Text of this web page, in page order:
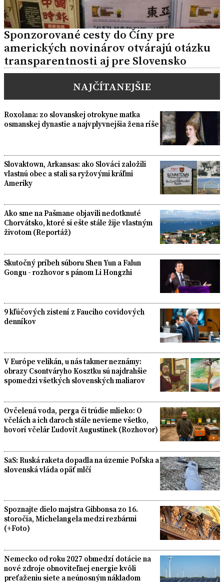
Sponzorované cesty do Číny pre
amerických novinárov otvárajú otázku
transparentnosti aj pre Slovensko
NAJČÍTANEJŠIE
Roxolana: zo slovanskej otrokyne matka
osmanskej dynastie a najvplyvnejšia žena ríše
Slovaktown, Arkansas: ako Slováci založili
vlastnú obec a stali sa ryžovými kráľmi
Ameriky
Ako sme na Pašmane objavili nedotknuté
Chorvátsko, ktoré si ešte stále žije vlastným
životom (Reportáž)
Skutočný príbeh súboru Shen Yun a Falun
Gongu - rozhovor s pánom Li Hongzhi
9 kľúčových zistení z Fauciho covidových
denníkov
V Európe velikán, u nás takmer neznámy:
obrazy Csontváryho Kosztku sú najdrahšie
spomedzi všetkých slovenských maliarov
Ovčelená voda, perga či trúdie mlieko: O
včelách a ich daroch stále nevieme všetko,
hovorí včelár Ľudovít Augustinek (Rozhovor)
SaS: Ruská raketa dopadla na územie Poľska a
slovenská vláda opäť mlčí
Spoznajte dielo majstra Gibbonsa zo 16.
storočia, Michelangela medzi rezbármi
(+Foto)
Nemecko od roku 2027 obmedzí dotácie na
nové zdroje obnoviteľnej energie kvôli
preťaženiu siete a neúnosným nákladom